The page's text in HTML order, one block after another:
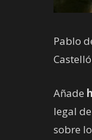
Pablo
Añade
legal
sobre